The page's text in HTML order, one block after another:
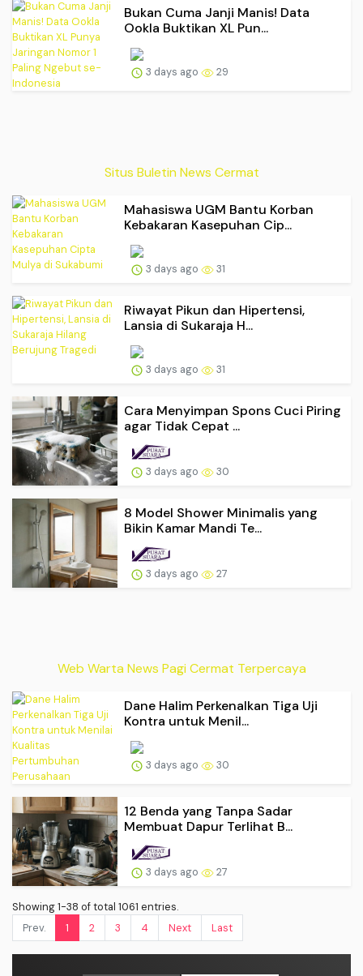
Bukan Cuma Janji Manis! Data
Ookla Buktikan XL Pun...
3 days ago 29
Situs Buletin News Cermat
Mahasiswa UGM Bantu Korban
Kebakaran Kasepuhan Cip...
3 days ago 31
Riwayat Pikun dan Hipertensi,
Lansia di Sukaraja H...
3 days ago 31
Cara Menyimpan Spons Cuci Piring
agar Tidak Cepat ...
3 days ago 30
8 Model Shower Minimalis yang
Bikin Kamar Mandi Te...
3 days ago 27
Web Warta News Pagi Cermat Terpercaya
Dane Halim Perkenalkan Tiga Uji
Kontra untuk Menil...
3 days ago 30
12 Benda yang Tanpa Sadar
Membuat Dapur Terlihat B...
3 days ago 27
Showing 1-38 of total 1061 entries.
Prev.
1 2 3 4 Next Last